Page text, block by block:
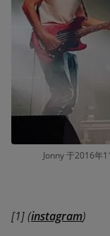
Jonny 于2016年
[1] (instagram)